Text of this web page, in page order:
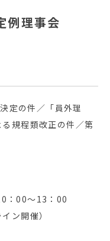
理事会
定の件／「員外理
規程類改正の件／第
：00～13：00
ン開催）